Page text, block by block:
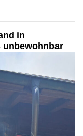
in
unbewohnbar